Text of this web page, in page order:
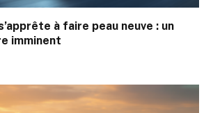
à faire peau neuve : un
imminent